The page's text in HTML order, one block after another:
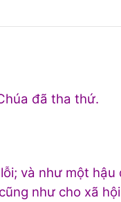
đã tha thứ.
và như một hậu
như cho xã